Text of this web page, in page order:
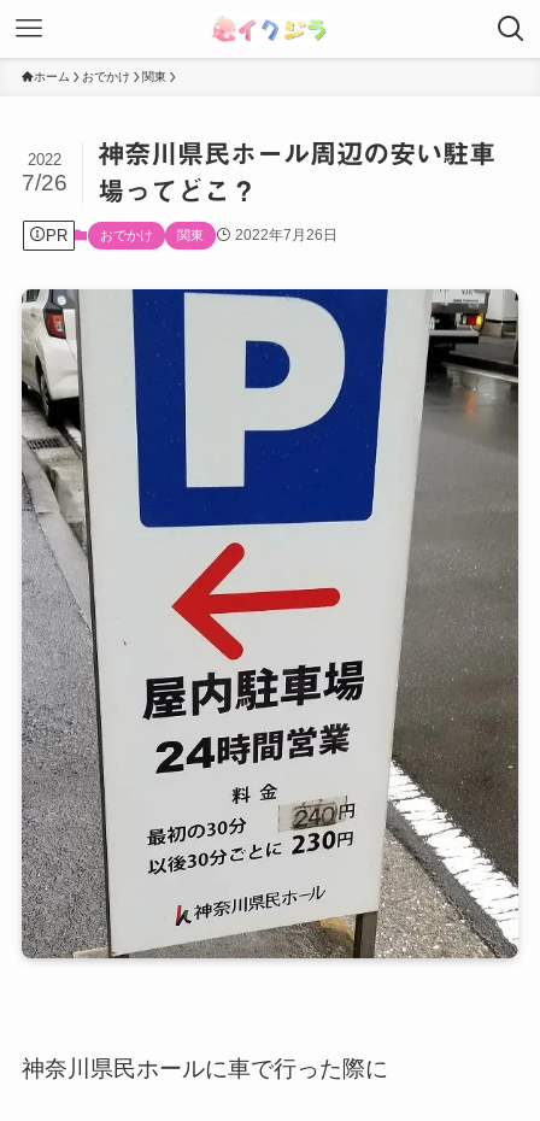
ホーム おでかけ 関東
神奈川県民ホール周辺の安い駐車
場ってどこ？
2022
7/26
PR おでかけ 関東 2022年7月26日
神奈川県民ホールに車で行った際に